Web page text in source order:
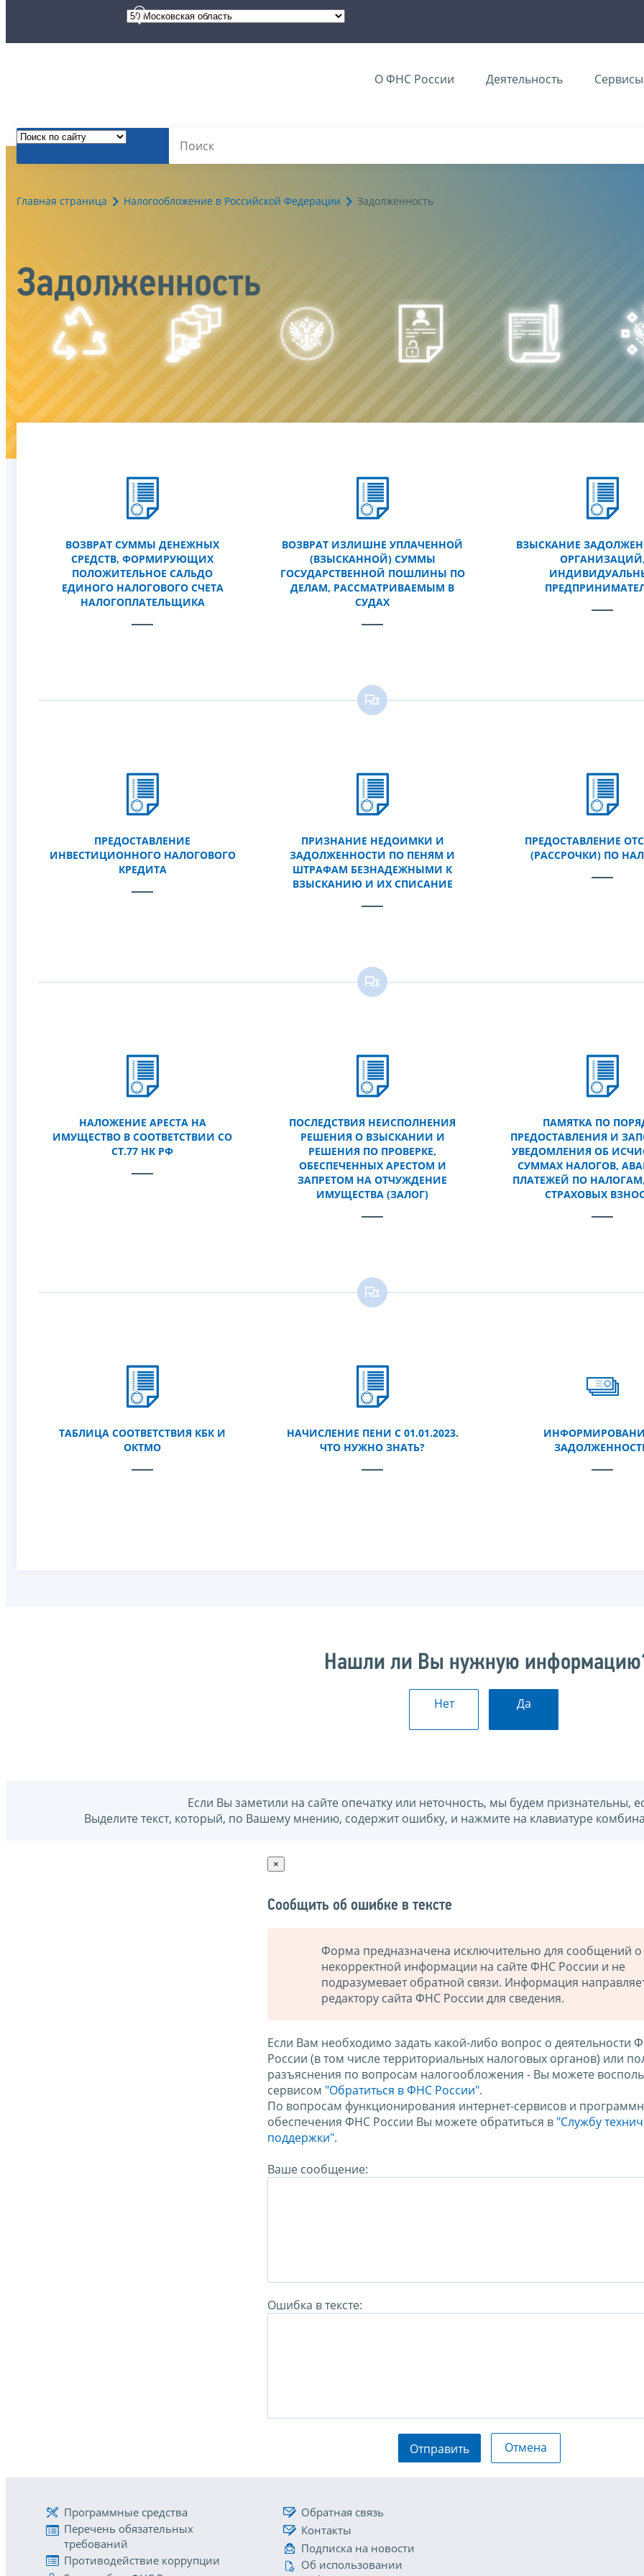
О ФНС России Деятельность Сервисы
Главная страница Налогообложение в Российской Федерации Задолженность
Задолженность
ВОЗВРАТ СУММЫ ДЕНЕЖНЫХ
СРЕДСТВ, ФОРМИРУЮЩИХ
ПОЛОЖИТЕЛЬНОЕ САЛЬДО
ЕДИНОГО НАЛОГОВОГО СЧЕТА
НАЛОГОПЛАТЕЛЬЩИКА
ВОЗВРАТ ИЗЛИШНЕ УПЛАЧЕННОЙ
(ВЗЫСКАННОЙ) СУММЫ
ГОСУДАРСТВЕННОЙ ПОШЛИНЫ ПО
ДЕЛАМ, РАССМАТРИВАЕМЫМ В
СУДАХ
ВЗЫСКАНИЕ
ОРГАНИЗАЦИЙ,
ПРЕДОСТАВЛЕНИЕ
ИНВЕСТИЦИОННОГО НАЛОГОВОГО
КРЕДИТА
ПРИЗНАНИЕ НЕДОИМКИ И
ЗАДОЛЖЕННОСТИ ПО ПЕНЯМ И
ШТРАФАМ БЕЗНАДЕЖНЫМИ К
ВЗЫСКАНИЮ И ИХ СПИСАНИЕ
ПРЕДОСТАВЛЕНИЕ
(РАССРОЧКИ) ПО
НАЛОЖЕНИЕ АРЕСТА НА
ИМУЩЕСТВО В СООТВЕТСТВИИ СО
СТ.77 НК РФ
ПОСЛЕДСТВИЯ НЕИСПОЛНЕНИЯ
РЕШЕНИЯ О ВЗЫСКАНИИ И
РЕШЕНИЯ ПО ПРОВЕРКЕ,
ОБЕСПЕЧЕННЫХ АРЕСТОМ И
ЗАПРЕТОМ НА ОТЧУЖДЕНИЕ
ИМУЩЕСТВА (ЗАЛОГ)
ПАМЯТКА ПО
ПРЕДОСТАВЛЕНИЯ И
УВЕДОМЛЕНИЯ ОБ
СУММАХ НАЛОГОВ,
ПЛАТЕЖЕЙ ПО
СТРАХОВЫХ
ТАБЛИЦА СООТВЕТСТВИЯ КБК И
ОКТМО
НАЧИСЛЕНИЕ ПЕНИ С 01.01.2023.
ЧТО НУЖНО ЗНАТЬ?
Нашли ли Вы нужную
Нет Да
Если Вы заметили на сайте опечатку или неточность, мы будем признательны,
Выделите текст, который, по Вашему мнению, содержит ошибку, и нажмите на клавиатуре
×
Сообщить об ошибке в тексте
Форма предназначена исключительно для сообщений о
некорректной информации на сайте ФНС России и не
подразумевает обратной связи. Информация
редактору сайта ФНС России для сведения.
Если Вам необходимо задать какой-либо вопрос о деятельности
России (в том числе территориальных налоговых органов) или
разъяснения по вопросам налогообложения - Вы можете
сервисом "Обратиться в ФНС России".
По вопросам функционирования интернет-сервисов и
обеспечения ФНС России Вы можете обратиться в "Службу
поддержки".
Ваше сообщение:
Ошибка в тексте:
Отправить Отмена
Программные средства
Перечень обязательных
требований
Противодействие коррупции
Обратная связь
Контакты
Подписка на новости
Об использовании